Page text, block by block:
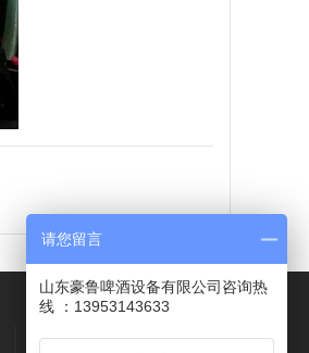
请您留言
山东豪鲁啤酒设备有限公司咨询热
线 ：13953143633